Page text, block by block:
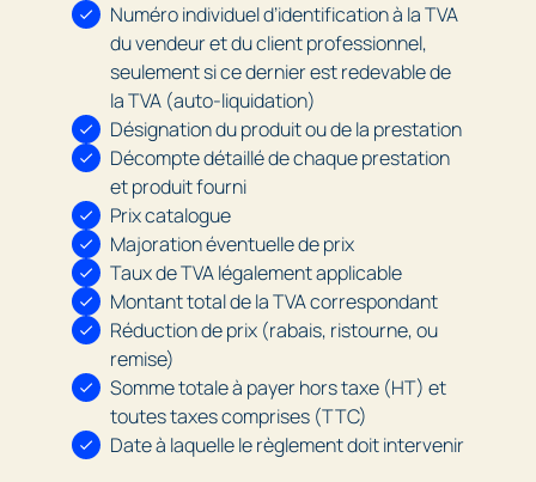
Numéro individuel d’identification à la TVA
du vendeur et du client professionnel,
seulement si ce dernier est redevable de
la TVA (auto-liquidation)
Désignation du produit ou de la prestation
Décompte détaillé de chaque prestation
et produit fourni
Prix catalogue
Majoration éventuelle de prix
Taux de TVA légalement applicable
Montant total de la TVA correspondant
Réduction de prix (rabais, ristourne, ou
remise)
Somme totale à payer hors taxe (HT) et
toutes taxes comprises (TTC)
Date à laquelle le règlement doit intervenir